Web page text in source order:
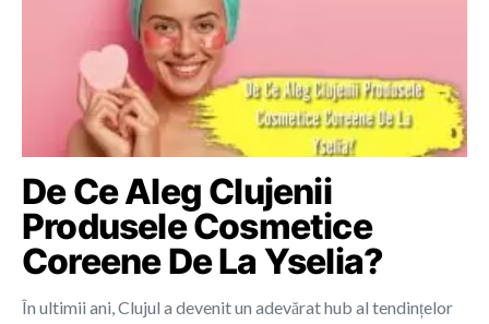
De Ce Aleg Clujenii
Produsele Cosmetice
Coreene De La Yselia?
În ultimii ani, Clujul a devenit un adevărat hub al tendințelor